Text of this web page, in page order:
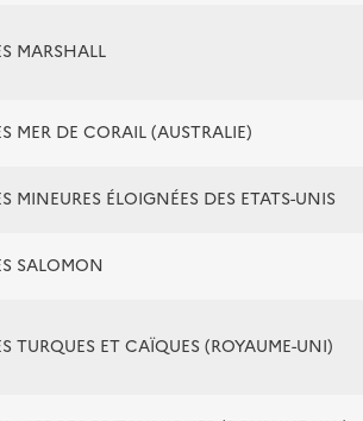
MARSHALL
MER DE CORAIL (AUSTRALIE)
MINEURES ÉLOIGNÉES DES ETATS-UNIS
SALOMON
TURQUES ET CAÏQUES (ROYAUME-UNI)